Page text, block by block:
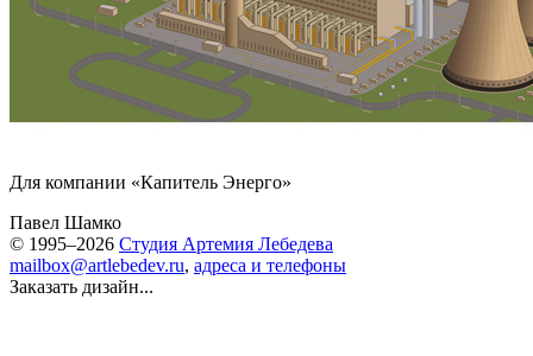
Для компании «Капитель Энерго»
Павел Шамко
© 1995–2026 Студия Артемия Лебедева
mailbox@artlebedev.ru, адреса и телефоны
Заказать дизайн...